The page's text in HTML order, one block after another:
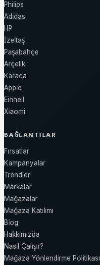
Philips
Adidas
HP
İzeltaş
Paşabahçe
Arçelik
Karaca
Apple
Einhell
Xiaomi
BAĞLANTILAR
Fırsatlar
Kampanyalar
Trendler
Markalar
Mağazalar
Mağaza Katılımı
Blog
Hakkımızda
Nasıl Çalışır?
Mağaza Yönlendirme Politikası